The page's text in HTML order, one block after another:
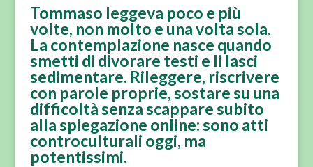
Tommaso leggeva poco e più
volte, non molto e una volta sola.
La contemplazione nasce quando
smetti di divorare testi e li lasci
sedimentare. Rileggere, riscrivere
con parole proprie, sostare su una
difficoltà senza scappare subito
alla spiegazione online: sono atti
controculturali oggi, ma
potentissimi.